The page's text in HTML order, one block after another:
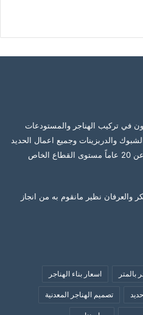
في تركيب الهناجر والمستودعات
والشبوك والدربزينات وجميع اعمال الحديد
بالرياض خبرتنا في هذا المجال تزيد عن 20 عاماً مستوى القطاع الخاص
والعرفان نظير مانقوم به من انجاز
بالمتر اسعار بناء الهناجر
تصميم الهناجر المعدنية